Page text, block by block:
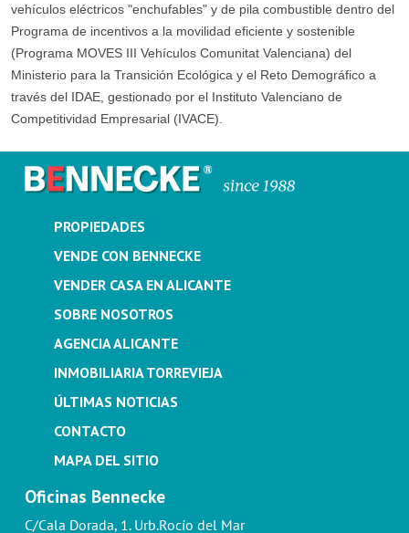
vehículos eléctricos "enchufables" y de pila combustible dentro del
Programa de incentivos a la movilidad eficiente y sostenible
(Programa MOVES III Vehículos Comunitat Valenciana) del
Ministerio para la Transición Ecológica y el Reto Demográfico a
través del IDAE, gestionado por el Instituto Valenciano de
Competitividad Empresarial (IVACE).
PROPIEDADES
VENDE CON BENNECKE
VENDER CASA EN ALICANTE
SOBRE NOSOTROS
AGENCIA ALICANTE
INMOBILIARIA TORREVIEJA
ÚLTIMAS NOTICIAS
CONTACTO
MAPA DEL SITIO
Oficinas Bennecke
C/Cala Dorada, 1. Urb.Rocío del Mar